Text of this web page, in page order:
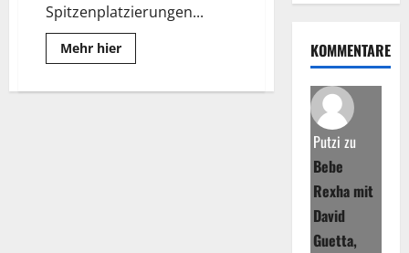
Spitzenplatzierungen...
Mehr hierRead
more
Berg:
KOMMENTARE
Putzi zu
Bebe
Rexha mit
David
Guetta,